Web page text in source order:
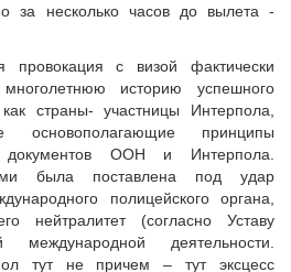
за несколько часов до вылета -
с визой фактически
историю успешного
страны- участницы Интерпола,
принципы
документов ООН и Интерпола.
была поставлена под удар
полицейского органа,
нейтралитет (согласно Уставу
деятельности.
тут не причем – тут эксцесс